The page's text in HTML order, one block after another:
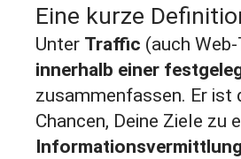
Eine kurze
Unter Traffic (auch
innerhalb einer
zusammenfassen. Er ist
Chancen, Deine Ziele zu
Informationsvermittlung